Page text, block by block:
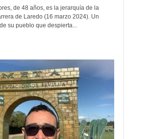
de 48 años, es la jerarquía de la
de Laredo (16 marzo 2024). Un
su pueblo que despierta...